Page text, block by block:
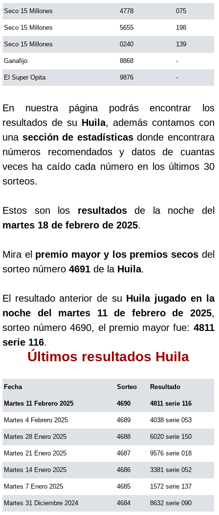
Saman de la suerte
Sinuano Noche
Super Chontico Noche
Seco 15 Millones 4778 075
Seco 15 Millones 5655 198
Seco 15 Millones 0240 139
Ganafijo 8868 -
El Super Opita 9876 -
En nuestra página podrás encontrar los
resultados de su Huila, además contamos con
una sección de estadísticasdonde encontrara
números recomendados y datos de cuantas
veces ha caído cada número en los últimos 30
sorteos.
Estos son los resultadosde la noche del
martes 18 de febrero de 2025.
Mira el premio mayor y los premios secosdel
sorteo número 4691 de la Huila.
El resultado anterior de su Huila jugado en la
noche del martes 11 de febrero de 2025,
sorteo número 4690, el premio mayor fue: 4811
serie 116.
Últimos resultados Huila
Fecha Sorteo Resultado
Martes 11 Febrero 2025 4690 4811 serie 116
Martes 4 Febrero 2025 4689 4038 serie 053
Martes 28 Enero 2025 4688 6020 serie 150
Martes 21 Enero 2025 4687 9576 serie 018
Martes 14 Enero 2025 4686 3381 serie 052
Martes 7 Enero 2025 4685 1572 serie 137
Martes 31 Diciembre 2024 4684 8632 serie 090